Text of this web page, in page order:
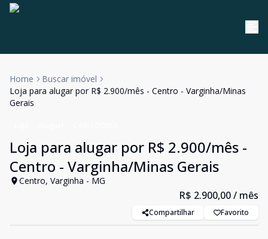
Home
Buscar imóvel
Loja para alugar por R$ 2.900/mês - Centro - Varginha/Minas
Gerais
Loja para alugar por R$ 2.900/mês -
Centro - Varginha/Minas Gerais
Centro, Varginha - MG
R$ 2.900,00/ mês
Compartilhar Favorito